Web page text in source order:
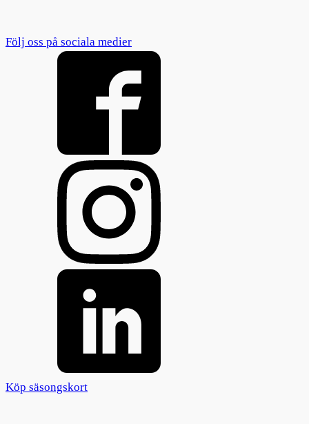
Följ oss på sociala medier
Köp säsongskort